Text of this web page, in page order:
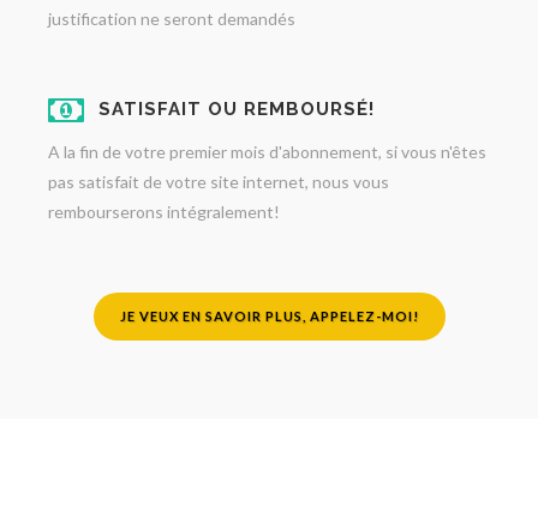
justification ne seront demandés
SATISFAIT OU REMBOURSÉ!
A la fin de votre premier mois d'abonnement, si vous n'êtes
pas satisfait de votre site internet, nous vous
rembourserons intégralement!
JE VEUX EN SAVOIR PLUS, APPELEZ-MOI!